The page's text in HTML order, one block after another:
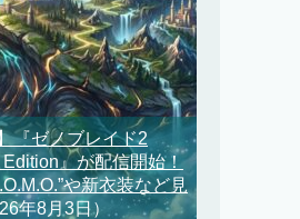
『ゼノブレイド2
』が配信開始！
や新衣装など見
年8月3日）